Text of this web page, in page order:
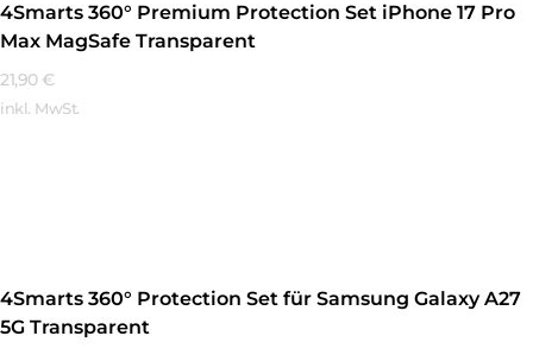
4Smarts 360° Premium Protection Set iPhone 17 Pro
Max MagSafe Transparent
21,90 €
inkl. MwSt.
4Smarts 360° Protection Set für Samsung Galaxy A27
5G Transparent